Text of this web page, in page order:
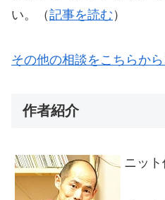
い。（記事を読む ）
その他の相談をこちらから
作者紹介
ニッ